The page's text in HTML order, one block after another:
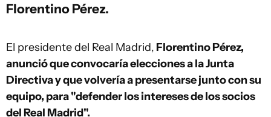
Florentino Pérez.
El presidente del Real Madrid, Florentino Pérez,
anunció que convocaría elecciones a la Junta
Directiva y que volvería a presentarse junto con su
equipo, para "defender los intereses de los socios
del Real Madrid".